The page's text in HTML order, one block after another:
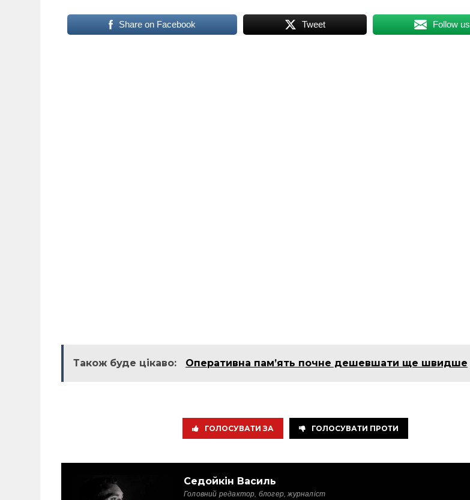
Share on Facebook Tweet Follow us
Також буде цікаво: Оперативна пам’ять почне дешевшати ще швидше
ГОЛОСУВАТИ ЗА ГОЛОСУВАТИ ПРОТИ
Седойкін Василь
Головний редактор, блогер, журналіст